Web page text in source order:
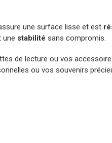
une surface lisse et est
une stabilité sans compromis.
de lecture ou vos
ou vos souvenirs